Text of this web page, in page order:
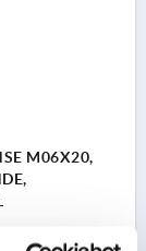
M06X20,